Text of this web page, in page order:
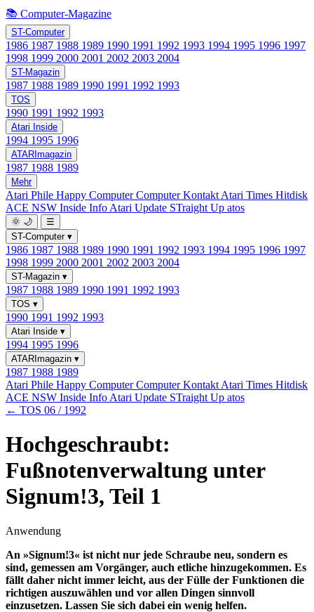
📚 Computer-Magazine
ST-Computer
1986 1987 1988 1989 1990 1991 1992 1993 1994 1995 1996 1997
1998 1999 2000 2001 2002 2003 2004
ST-Magazin
1987 1988 1989 1990 1991 1992 1993
TOS
1990 1991 1992 1993
Atari Inside
1994 1995 1996
ATARImagazin
1987 1988 1989
Mehr
Atari Phile Happy ComputerComputer Kontakt Atari Times Hitdisk
ACE NSW Inside Info Atari Update STraight Up atos
🌞 🌙
☰
ST-Computer ▾
1986 1987 1988 1989 1990 1991 1992 1993 1994 1995 1996 1997
1998 1999 2000 2001 2002 2003 2004
ST-Magazin ▾
1987 1988 1989 1990 1991 1992 1993
TOS ▾
1990 1991 1992 1993
Atari Inside ▾
1994 1995 1996
ATARImagazin ▾
1987 1988 1989
Atari Phile Happy ComputerComputer Kontakt Atari Times Hitdisk
ACE NSW Inside Info Atari Update STraight Up atos
← TOS 06 / 1992
Hochgeschraubt:
Fußnotenverwaltung unter
Signum!3, Teil 1
Anwendung
An »Signum!3« ist nicht nur jede Schraube neu, sondern es
sind, gemessen am Vorgänger, auch etliche hinzugekommen. Es
fällt daher nicht immer leicht, aus der Fülle der Funktionen die
richtigen auszuwählen und vor allen Dingen sinnvoll
einzusetzen. Lassen Sie sich dabei ein wenig helfen.